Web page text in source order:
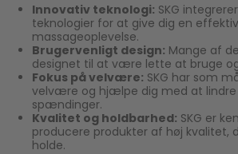
Innovativ teknologi: SKG
teknologier for at give dig en
massageoplevelse.
Brugervenligt design: Mange af
designet til at være lette at bruge
Fokus på velvære: SKG har som
velvære og hjælpe dig med at lindre
spændinger.
Kvalitet og holdbarhed: SKG er
producere produkter af høj kvalitet,
holde.